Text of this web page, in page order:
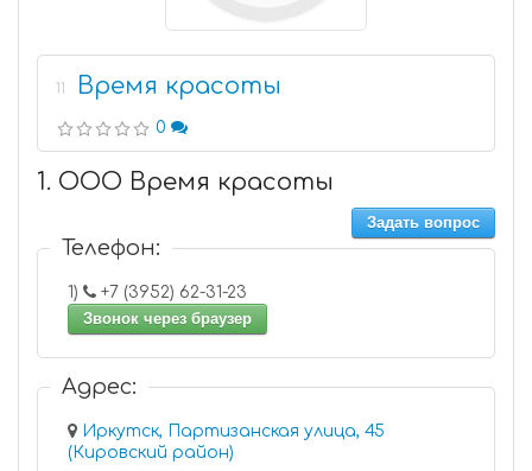
11 Время красоты
0
1. ООО Время красоты
Задать вопрос
Телефон:
1)
+7 (3952) 62-31-23
Звонок через браузер
Адрес:
Иркутск, Партизанская улица, 45
(Кировский район)